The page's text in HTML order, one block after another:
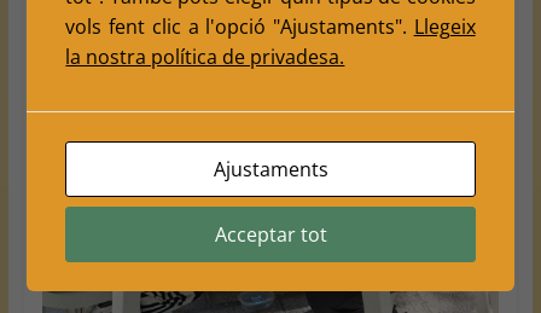
vols fent clic a l'opció "Ajustaments". Llegeix
la nostra política de privadesa.
Ajustaments
Acceptar tot